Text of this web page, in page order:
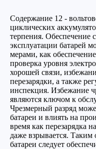
Содержание 12 -
циклических
терпения. Обеспечение
эксплуатации батарей
мерами, как
проверка уровня
хорошей связи,
перезарядки, а также
инспекция. Избежание
являются ключом к
Чрезмерный разряд
батареи и влиять на
время как перезарядка
даже взрывается. Таким
батареи следует